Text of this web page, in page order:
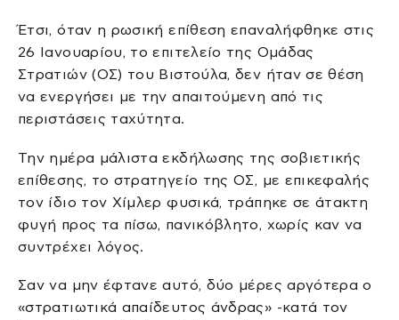
Έτσι, όταν η ρωσική επίθεση επαναλήφθηκε στις
26 Ιανουαρίου, το επιτελείο της Ομάδας
Στρατιών (ΟΣ) του Βιστούλα, δεν ήταν σε θέση
να ενεργήσει με την απαιτούμενη από τις
περιστάσεις ταχύτητα.
Την ημέρα μάλιστα εκδήλωσης της σοβιετικής
επίθεσης, το στρατηγείο της ΟΣ, με επικεφαλής
τον ίδιο τον Χίμλερ φυσικά, τράπηκε σε άτακτη
φυγή προς τα πίσω, πανικόβλητο, χωρίς καν να
συντρέχει λόγος.
Σαν να μην έφτανε αυτό, δύο μέρες αργότερα ο
«στρατιωτικά απαίδευτος άνδρας» -κατά τον